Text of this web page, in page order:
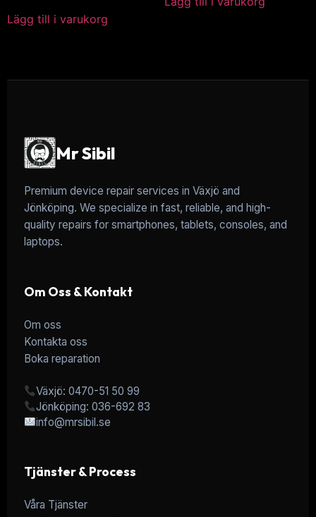
Lägg till i varukorg
Mr Sibil
Premium device repair services in Växjö and
Jönköping. We specialize in fast, reliable, and high-
quality repairs for smartphones, tablets, consoles, and
laptops.
Om Oss & Kontakt
Om oss
Kontakta oss
Boka reparation
Växjö: 0470-51 50 99
Jönköping: 036-692 83
info@mrsibil.se
Tjänster & Process
Våra Tjänster